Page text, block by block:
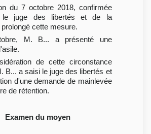
du 7 octobre 2018, confirmée
le juge des libertés et de la
cette mesure.
M. B... a présenté une
de cette circonstance
B... a saisi le juge des libertés et
d'une demande de mainlevée
de rétention.
Examen du moyen